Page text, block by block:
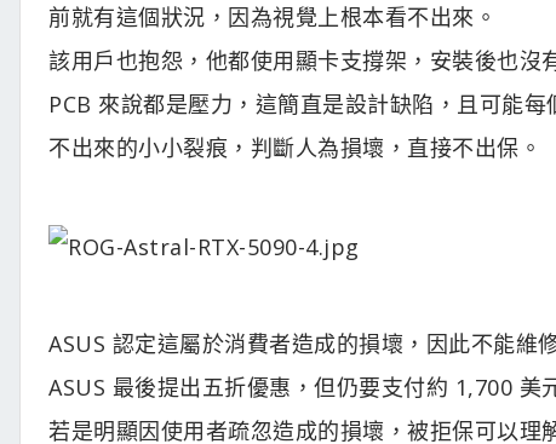
前就有這個狀況，因為視覺上根本看不出來。
該用戶也抱怨，他都使用顯卡支撐架，安裝後也
PCB 來說都是壓力，這簡直是設計缺陷，且可能
不出來的小小裂痕，判斷人為損壞，直接不出保。
ASUS 認定這屬於消費者造成的損壞，因此不能
ASUS 最後提出五折優惠，但仍要支付約 1,700 美
若是明顯因使用者疏忽造成的損壞，被拒保可以